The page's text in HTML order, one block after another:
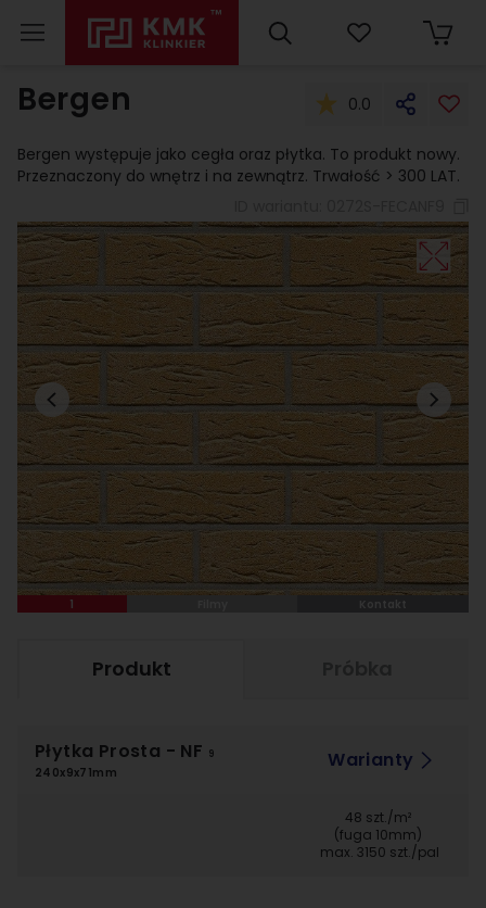
Bergen 0.0
Bergen występuje jako cegła oraz płytka. To produkt nowy.
Przeznaczony do wnętrz i na zewnątrz. Trwałość > 300 LAT.
1 Kontakt
Produkt
Płytka Prosta - NF 9
240x9x71mm
Warianty
48 szt./m²
(fuga 10mm)
max. 3150 szt./pal